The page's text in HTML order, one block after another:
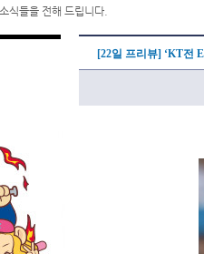
식들을 전해 드립니다.
[22일 프리뷰] ‘KT전